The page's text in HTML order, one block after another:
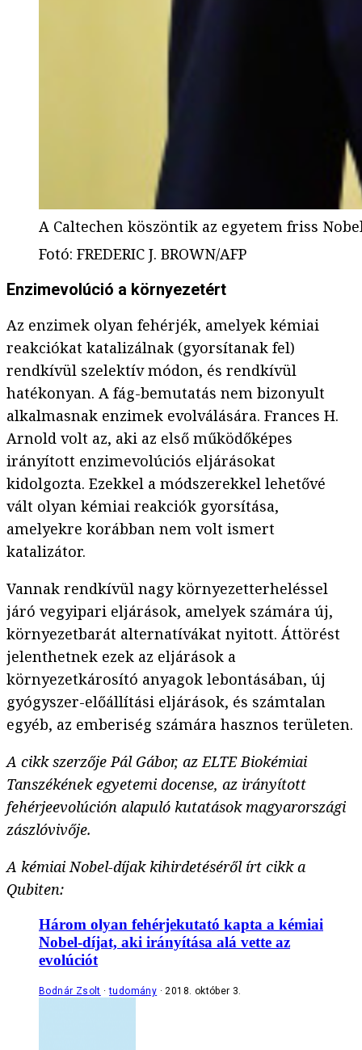
A Caltechen köszöntik az egyetem friss
Fotó: FREDERIC J. BROWN/AFP
Enzimevolúció a környezetért
Az enzimek olyan fehérjék, amelyek kémiai
reakciókat katalizálnak (gyorsítanak fel)
rendkívül szelektív módon, és rendkívül
hatékonyan. A fág-bemutatás nem bizonyult
alkalmasnak enzimek evolválására. Frances H.
Arnold volt az, aki az első működőképes
irányított enzimevolúciós eljárásokat
kidolgozta. Ezekkel a módszerekkel lehetővé
vált olyan kémiai reakciók gyorsítása,
amelyekre korábban nem volt ismert
katalizátor.
Vannak rendkívül nagy környezetterheléssel
járó vegyipari eljárások, amelyek számára új,
környezetbarát alternatívákat nyitott. Áttörést
jelenthetnek ezek az eljárások a
környezetkárosító anyagok lebontásában, új
gyógyszer-előállítási eljárások, és számtalan
egyéb, az emberiség számára hasznos területen.
A cikk szerzője Pál Gábor, az ELTE Biokémiai
Tanszékének egyetemi docense, az irányított
fehérjeevolúción alapuló kutatások magyarországi
zászlóvivője.
A kémiai Nobel-díjak kihirdetéséről írt cikk a
Qubiten:
Három olyan fehérjekutató kapta a kémiai
Nobel-díjat, aki irányítása alá vette az
evolúciót
Bodnár Zsolt tudomány 2018. október 3.